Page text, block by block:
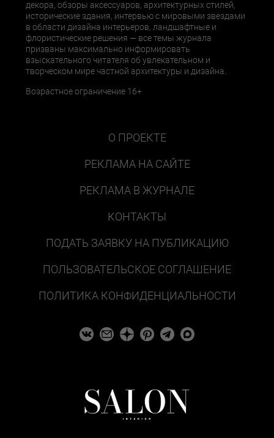
декора, обзоры аксессуаров, архитектурных стилей,
исторические здания, интервью с мировыми звездами
в области дизайна интерьеров, ландшафтные и
флористические решения — все темы журнала
призваны максимально информировать
взыскательного читателя об увлекательном и
творческом мире частной архитектуры и дизайна.
Возрастное ограничение 16+
О ПРОЕКТЕ
РЕКЛАМА НА САЙТЕ
РЕКЛАМА В ЖУРНАЛЕ
КОНТАКТЫ
ПОДАТЬ ЗАЯВКУ НА ПУБЛИКАЦИЮ
ПОЛЬЗОВАТЕЛЬСКОЕ СОГЛАШЕНИЕ
ПОЛИТИКА КОНФИДЕНЦИАЛЬНОСТИ